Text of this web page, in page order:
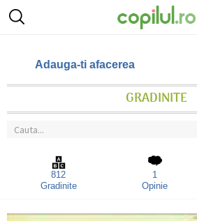
Adauga-ti afacerea
GRADINITE
812
Gradinite
1
Opinie